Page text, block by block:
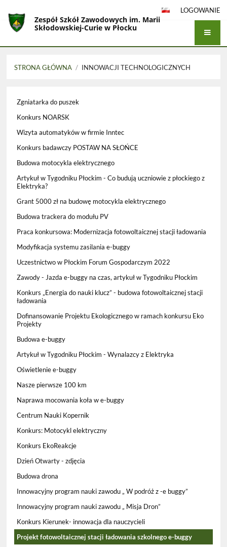
LOGOWANIE
Zespół Szkół Zawodowych im. Marii
Skłodowskiej-Curie w Płocku
STRONA GŁÓWNA / INNOWACJI TECHNOLOGICZNYCH
Technologicznych
Zgniatarka do puszek
Konkurs NOARSK
Wizyta automatyków w firmie Inntec
Konkurs badawczy POSTAW NA SŁOŃCE
Budowa motocykla elektrycznego
Artykuł w Tygodniku Płockim - Co budują uczniowie z płockiego z
Elektryka?
Grant 5000 zł na budowę motocykla elektrycznego
Budowa trackera do modułu PV
Praca konkursowa: Modernizacja fotowoltaicznej stacji ładowania
Modyfikacja systemu zasilania e-buggy
Uczestnictwo w Płockim Forum Gospodarczym 2022
Zawody - Jazda e-buggy na czas, artykuł w Tygodniku Płockim
Konkurs „Energia do nauki klucz” - budowa fotowoltaicznej stacji
ładowania
Dofinansowanie Projektu Ekologicznego w ramach konkursu Eko
Projekty
Budowa e-buggy
Artykuł w Tygodniku Płockim - Wynalazcy z Elektryka
Oświetlenie e-buggy
Nasze pierwsze 100 km
Naprawa mocowania koła w e-buggy
Centrum Nauki Kopernik
Konkurs: Motocykl elektryczny
Konkurs EkoReakcje
Dzień Otwarty - zdjęcia
Budowa drona
Innowacyjny program nauki zawodu „ W podróż z -e buggy”
Innowacyjny program nauki zawodu „ Misja Dron”
Konkurs Kierunek- innowacja dla nauczycieli
Projekt fotowoltaicznej stacji ładowania szkolnego e-buggy